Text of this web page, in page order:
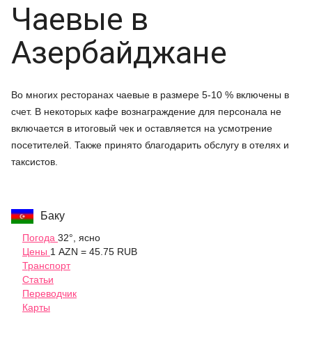
Чаевые в
Азербайджане
Во многих ресторанах чаевые в размере 5-10 % включены в
счет. В некоторых кафе вознаграждение для персонала не
включается в итоговый чек и оставляется на усмотрение
посетителей. Также принято благодарить обслугу в отелях и
таксистов.
Баку
Погода 32°, ясно
Цены 1 AZN = 45.75 RUB
Транспорт
Статьи
Переводчик
Карты